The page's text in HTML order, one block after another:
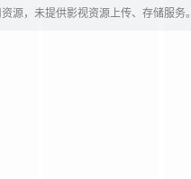
源，未提供影视资源上传、存储服务。